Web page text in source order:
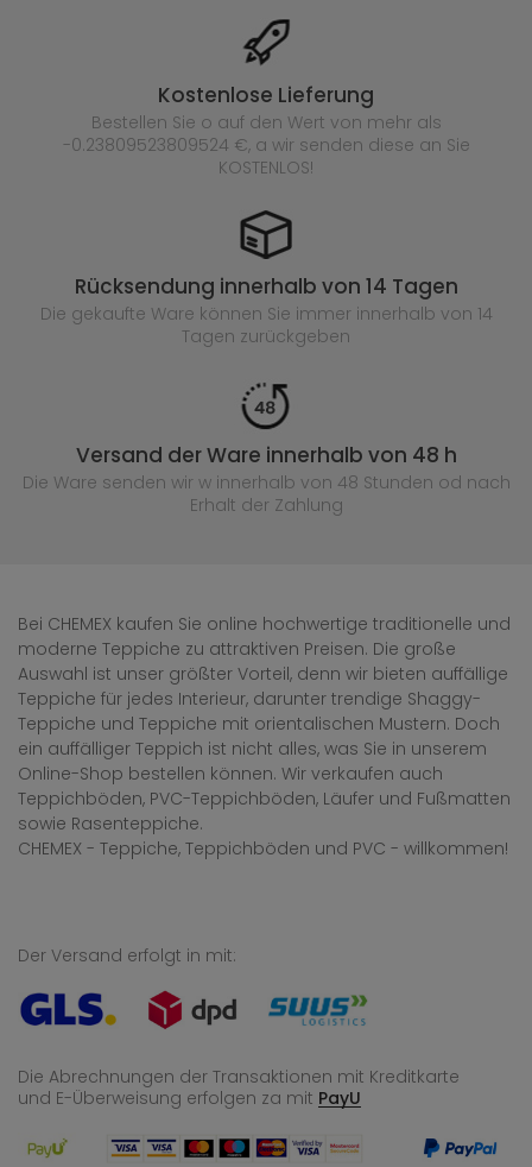
Kostenlose Lieferung
Bestellen Sie o auf den Wert von mehr als
-0.23809523809524 €, a wir senden diese an Sie
KOSTENLOS!
Rücksendung innerhalb von 14 Tagen
Die gekaufte Ware können Sie immer innerhalb von 14
Tagen zurückgeben
Versand der Ware innerhalb von 48 h
Die Ware senden wir w innerhalb von 48 Stunden od nach
Erhalt der Zahlung
Bei CHEMEX kaufen Sie online hochwertige traditionelle und
moderne Teppiche zu attraktiven Preisen. Die große
Auswahl ist unser größter Vorteil, denn wir bieten auffällige
Teppiche für jedes Interieur, darunter trendige Shaggy-
Teppiche und Teppiche mit orientalischen Mustern. Doch
ein auffälliger Teppich ist nicht alles, was Sie in unserem
Online-Shop bestellen können. Wir verkaufen auch
Teppichböden, PVC-Teppichböden, Läufer und Fußmatten
sowie Rasenteppiche.
CHEMEX - Teppiche, Teppichböden und PVC - willkommen!
Der Versand erfolgt in mit:
Die Abrechnungen der Transaktionen mit Kreditkarte
und E-Überweisung erfolgen za mit PayU